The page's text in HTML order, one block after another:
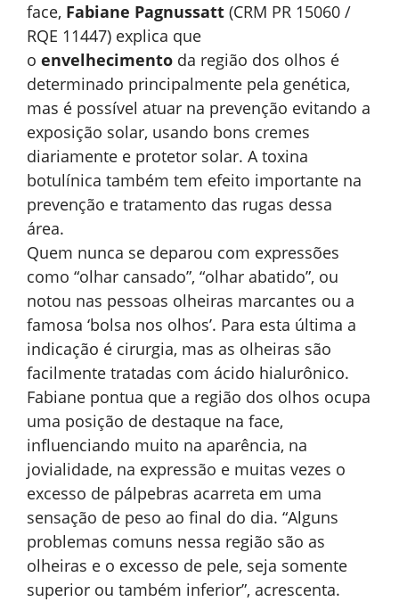
face, Fabiane Pagnussatt (CRM PR 15060 /
RQE 11447) explica que
o envelhecimento da região dos olhos é
determinado principalmente pela genética,
mas é possível atuar na prevenção evitando a
exposição solar, usando bons cremes
diariamente e protetor solar. A toxina
botulínica também tem efeito importante na
prevenção e tratamento das rugas dessa
área.
Quem nunca se deparou com expressões
como “olhar cansado”, “olhar abatido”, ou
notou nas pessoas olheiras marcantes ou a
famosa ‘bolsa nos olhos’. Para esta última a
indicação é cirurgia, mas as olheiras são
facilmente tratadas com ácido hialurônico.
Fabiane pontua que a região dos olhos ocupa
uma posição de destaque na face,
influenciando muito na aparência, na
jovialidade, na expressão e muitas vezes o
excesso de pálpebras acarreta em uma
sensação de peso ao final do dia. “Alguns
problemas comuns nessa região são as
olheiras e o excesso de pele, seja somente
superior ou também inferior”, acrescenta.